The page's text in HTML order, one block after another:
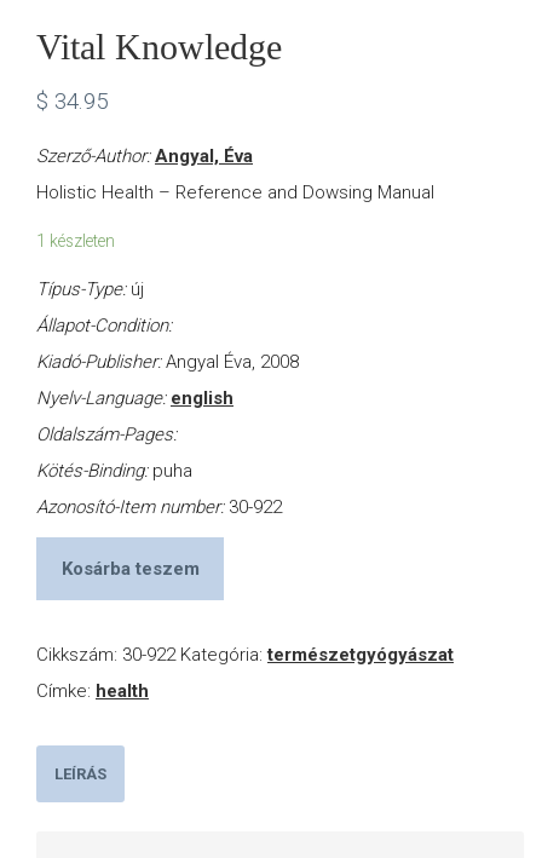
Vital Knowledge
$ 34.95
Szerző-Author:Angyal, Éva
Holistic Health – Reference and Dowsing Manual
1 készleten
Típus-Type: új
Állapot-Condition:
Kiadó-Publisher:Angyal Éva, 2008
Nyelv-Language: english
Oldalszám-Pages:
Kötés-Binding: puha
Azonosító-Item number: 30-922
Kosárba teszem
Cikkszám: 30-922 Kategória:természetgyógyászat
Címke: health
LEÍRÁS